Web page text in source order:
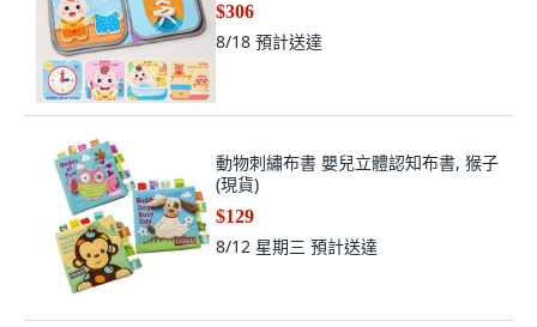
$306
8/18 預計送達
動物刺繡布書 嬰兒立體認知布書, 猴子
(現貨)
$129
8/12 星期三 預計送達